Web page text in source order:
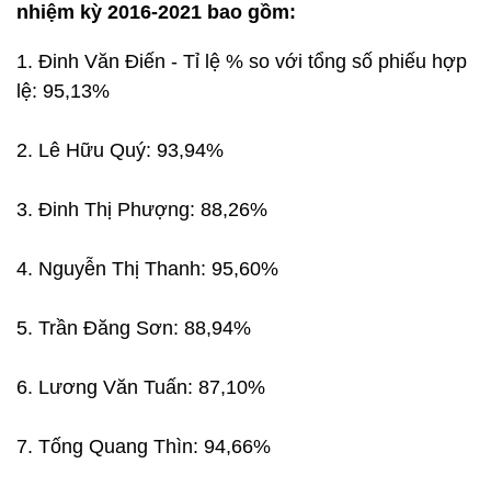
nhiệm kỳ 2016-2021 bao gồm:
1. Đinh Văn Điến - Tỉ lệ % so với tổng số phiếu hợp
lệ: 95,13%
2. Lê Hữu Quý: 93,94%
3. Đinh Thị Phượng: 88,26%
4. Nguyễn Thị Thanh: 95,60%
5. Trần Đăng Sơn: 88,94%
6. Lương Văn Tuấn: 87,10%
7. Tống Quang Thìn: 94,66%